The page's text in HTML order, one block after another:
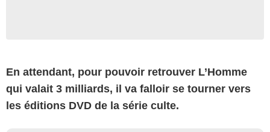
En attendant, pour pouvoir retrouver L’Homme
qui valait 3 milliards, il va falloir se tourner vers
les éditions DVD de la série culte.